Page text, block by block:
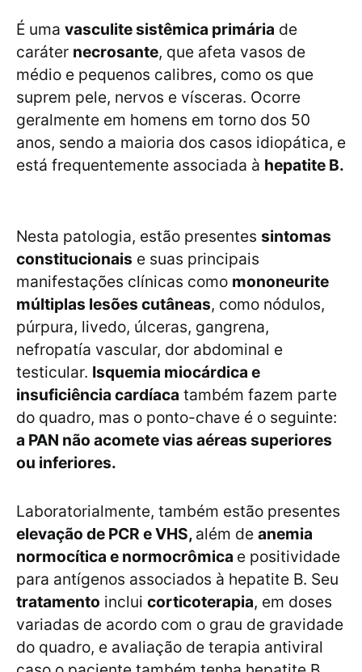
É uma vasculite sistêmica primária de
caráter necrosante, que afeta vasos de
médio e pequenos calibres, como os que
suprem pele, nervos e vísceras. Ocorre
geralmente em homens em torno dos 50
anos, sendo a maioria dos casos idiopática, e
está frequentemente associada à hepatite B.
Nesta patologia, estão presentes sintomas
constitucionais e suas principais
manifestações clínicas como mononeurite
múltiplas lesões cutâneas, como nódulos,
púrpura, livedo, úlceras, gangrena,
nefropatía vascular, dor abdominal e
testicular. Isquemia miocárdica e
insuficiência cardíaca também fazem parte
do quadro, mas o ponto-chave é o seguinte:
a PAN não acomete vias aéreas superiores
ou inferiores.
Laboratorialmente, também estão presentes
elevação de PCR e VHS, além de anemia
normocítica e normocrômica e positividade
para antígenos associados à hepatite B. Seu
tratamento inclui corticoterapia, em doses
variadas de acordo com o grau de gravidade
do quadro, e avaliação de terapia antiviral